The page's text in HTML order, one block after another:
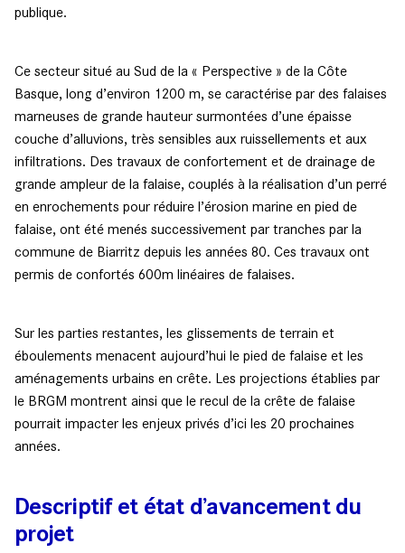
publique.
Ce secteur situé au Sud de la « Perspective » de la Côte
Basque, long d’environ 1200 m, se caractérise par des falaises
marneuses de grande hauteur surmontées d’une épaisse
couche d’alluvions, très sensibles aux ruissellements et aux
infiltrations. Des travaux de confortement et de drainage de
grande ampleur de la falaise, couplés à la réalisation d’un perré
en enrochements pour réduire l’érosion marine en pied de
falaise, ont été menés successivement par tranches par la
commune de Biarritz depuis les années 80. Ces travaux ont
permis de confortés 600m linéaires de falaises.
Sur les parties restantes, les glissements de terrain et
éboulements menacent aujourd’hui le pied de falaise et les
aménagements urbains en crête. Les projections établies par
le BRGM montrent ainsi que le recul de la crête de falaise
pourrait impacter les enjeux privés d’ici les 20 prochaines
années.
Descriptif et état d’avancement du
projet